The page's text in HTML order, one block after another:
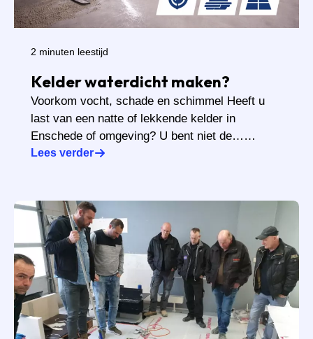
2 minuten leestijd
Kelder waterdicht maken?
Voorkom vocht, schade en schimmel Heeft u
last van een natte of lekkende kelder in
Enschede of omgeving? U bent niet de……
Lees verder